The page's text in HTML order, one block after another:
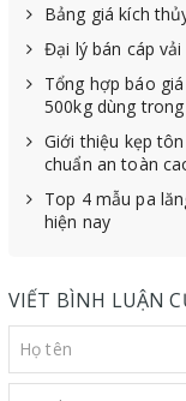
Bảng giá kích
Đại lý bán cáp
Tổng hợp báo
500kg dùng
Giới thiệu kẹp
chuẩn an toàn
Top 4 mẫu pa
hiện nay
VIẾT BÌNH LUẬN